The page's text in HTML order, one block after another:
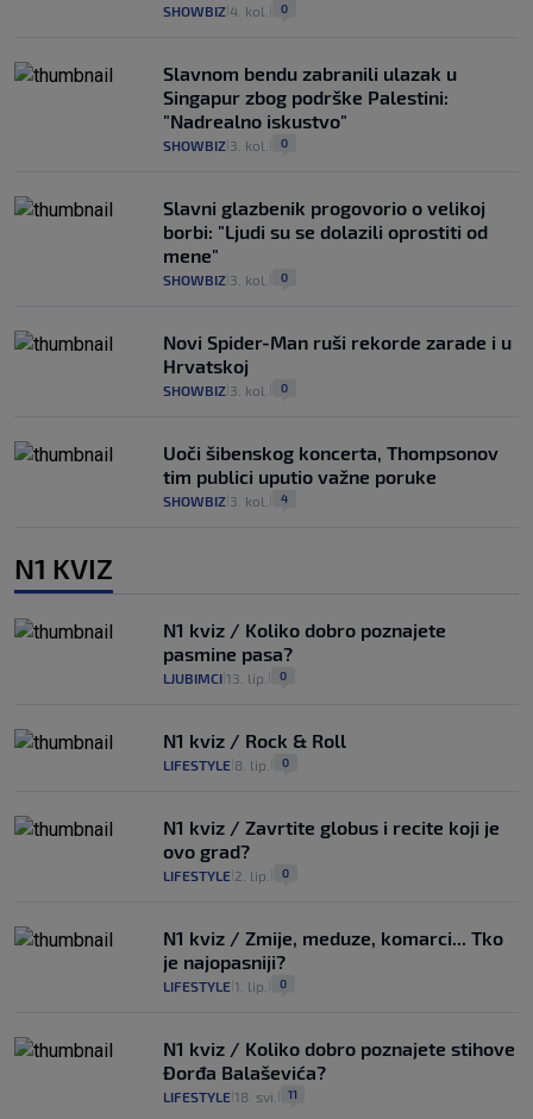
SHOWBIZ 4. kol. 0
Slavnom bendu zabranili ulazak u
Singapur zbog podrške Palestini:
"Nadrealno iskustvo"
SHOWBIZ 3. kol. 0
Slavni glazbenik progovorio o velikoj
borbi: "Ljudi su se dolazili oprostiti od
mene"
SHOWBIZ 3. kol. 0
Novi Spider-Man ruši rekorde zarade i u
Hrvatskoj
SHOWBIZ 3. kol. 0
Uoči šibenskog koncerta, Thompsonov
tim publici uputio važne poruke
SHOWBIZ 3. kol. 4
N1 KVIZ
N1 kviz / Koliko dobro poznajete
pasmine pasa?
LJUBIMCI 13. lip. 0
N1 kviz / Rock & Roll
LIFESTYLE 8. lip. 0
N1 kviz / Zavrtite globus i recite koji je
ovo grad?
LIFESTYLE 2. lip. 0
N1 kviz / Zmije, meduze, komarci... Tko
je najopasniji?
LIFESTYLE 1. lip. 0
N1 kviz / Koliko dobro poznajete stihove
Đorđa Balaševića?
LIFESTYLE 18. svi. 11